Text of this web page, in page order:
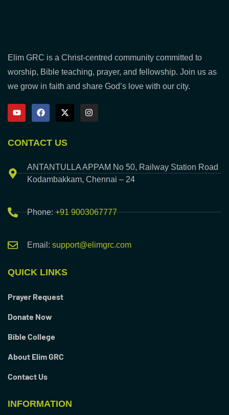
Elim GRC is a Christ-centred community committed to
worship, Bible teaching, prayer, and fellowship. Join us as
we grow in faith and share God’s love with our city.
CONTACT US
ANTANTULLA APPAM No 50, Railway Station Road
Kodambakkam, Chennai – 24
Phone:+91 9003067777
Email: support@elimgrc.com
QUICK LINKS
Prayer Request
Donate Now
Bible College
About Elim GRC
Contact Us
INFORMATION